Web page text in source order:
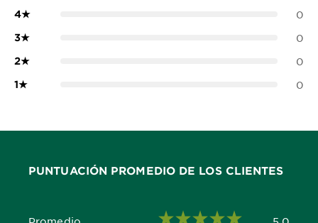
4★ 0
3★ 0
2★ 0
1★ 0
PUNTUACIÓN PROMEDIO DE LOS CLIENTES